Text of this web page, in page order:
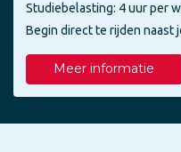
Studiebelasting: 4 uur per
Begin direct te rijden naast
Meer informatie